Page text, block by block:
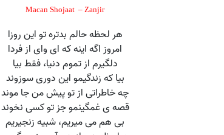
Macan Shojaat –Zanjir
هر لحظه حالم بدتره تو این روزا
امروز اگه اینه که ای وای از فردا
دلگیرم از تموم دنیا، فقط بیا
بیا که زندگیمو این دوری سوزوند
چه خاطراتی از تو پیش من جا موند
قصه ی غمگینمو جز تو کسی نخوند
بی هم می میریم، شبیه زنجیریم